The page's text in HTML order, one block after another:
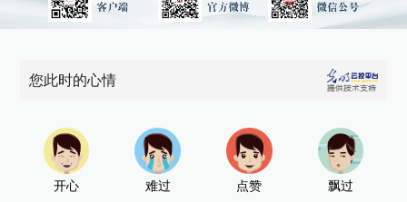
您此时的心情
开心 难过 点赞 飘过